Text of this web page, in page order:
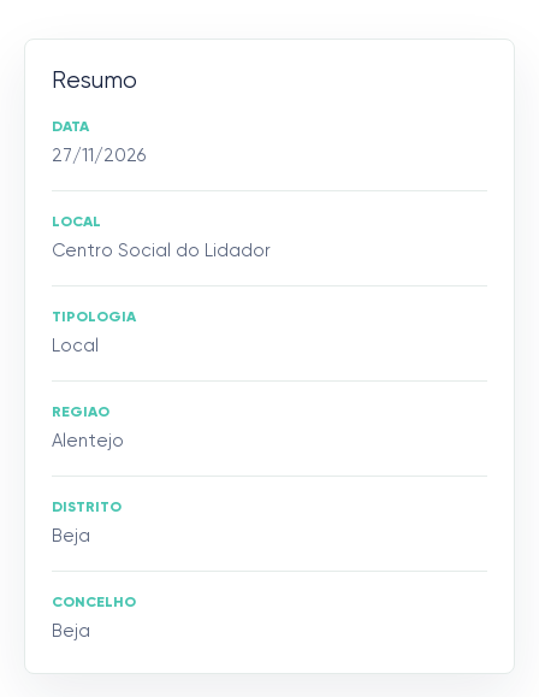
Resumo
DATA
27/11/2026
LOCAL
Centro Social do Lidador
TIPOLOGIA
Local
REGIAO
Alentejo
DISTRITO
Beja
CONCELHO
Beja